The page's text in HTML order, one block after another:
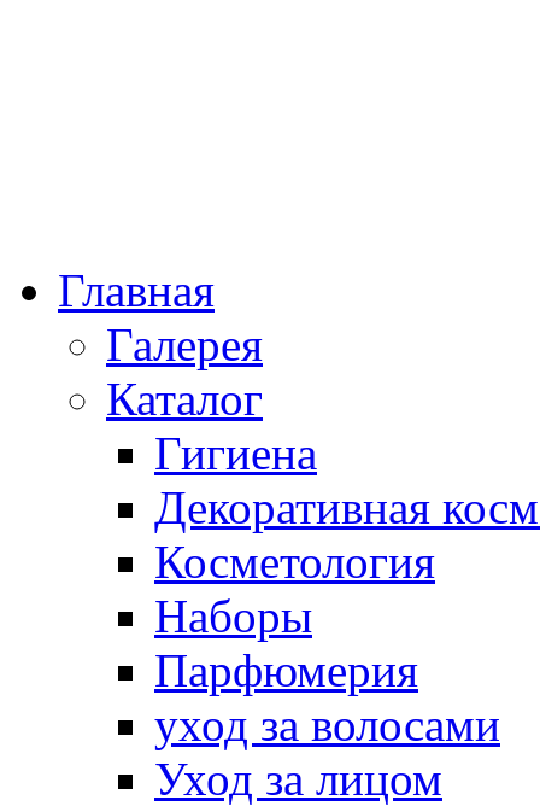
Главная
Галерея
Каталог
Гигиена
Декоративная
Косметология
Наборы
Парфюмерия
уход за волосами
Уход за лицом